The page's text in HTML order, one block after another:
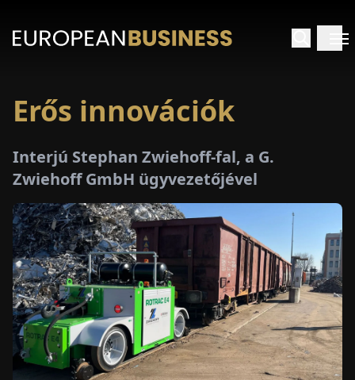
E-
PAPÍR
Erős innovációk
Interjú Stephan Zwiehoff-fal, a G.
Zwiehoff GmbH ügyvezetőjével